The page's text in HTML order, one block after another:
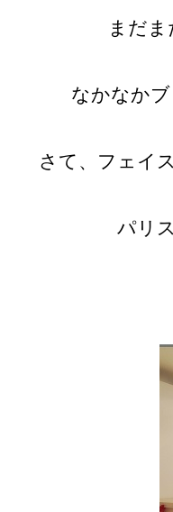
まだ
なかなか
さて、フェイ
パリ